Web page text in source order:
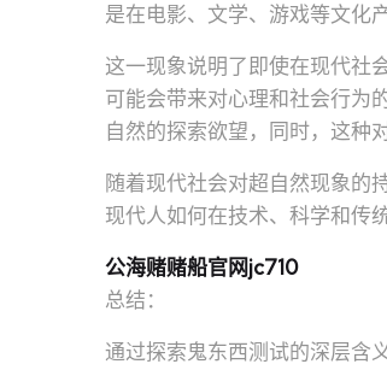
是在电影、文学、游戏等文化
这一现象说明了即使在现代社
可能会带来对心理和社会行为
自然的探索欲望，同时，这种
随着现代社会对超自然现象的
现代人如何在技术、科学和传
公海赌赌船官网jc710
总结：
通过探索鬼东西测试的深层含